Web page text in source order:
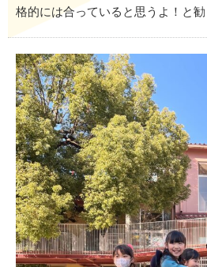
格的には合っていると思うよ！と